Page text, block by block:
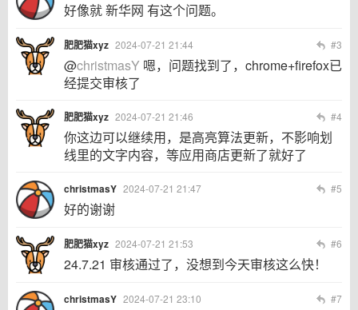
好像就 新华网 有这个问题。
肥肥猫xyz 2024-07-21 21:44 #3
@christmasY 嗯，问题找到了，chrome+firefox已
经提交审核了
肥肥猫xyz 2024-07-21 21:46 #4
你这边可以继续用，是高亮算法更新，不影响划
线里的文字内容，等应用商店更新了就好了
christmasY 2024-07-21 21:47 #5
好的谢谢
肥肥猫xyz 2024-07-21 21:53 #6
24.7.21 审核通过了，没想到今天审核这么快！
christmasY 2024-07-21 23:10 #7